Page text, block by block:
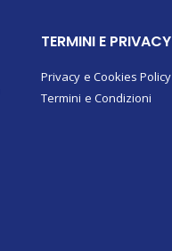
TERMINI E PRIVACY
Privacy e Cookies Policy
Termini e Condizioni